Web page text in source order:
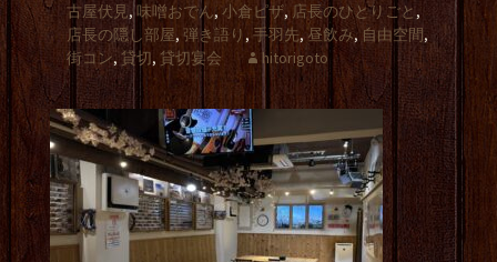
古屋伏見,味噌おでん,小倉ピザ, 店長のひとりごと ,
店長の隠し部屋, 弾き語り , 手羽先, 昼飲み, 自由空間,
街コン, 貸切, 貸切宴会 hitorigoto